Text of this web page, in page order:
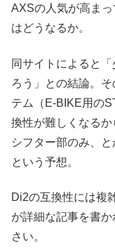
AXSの人気が高ま
はどうなるか。
同サイトによると
ろう」との結論。
テム（E-BIKE用の
換性が難しくなるか
シフター部のみ、
という予想。
Di2の互換性には複
が詳細な記事を書
さい。